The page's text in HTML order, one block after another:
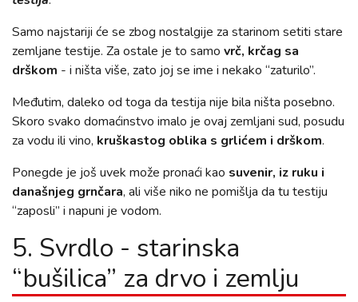
Samo najstariji će se zbog nostalgije za starinom setiti stare
zemljane testije. Za ostale je to samo vrč, krčag sa
drškom - i ništa više, zato joj se ime i nekako “zaturilo”.
Međutim, daleko od toga da testija nije bila ništa posebno.
Skoro svako domaćinstvo imalo je ovaj zemljani sud, posudu
za vodu ili vino, kruškastog oblika s grlićem i drškom.
Ponegde je još uvek može pronaći kao suvenir, iz ruku i
današnjeg grnčara, ali više niko ne pomišlja da tu testiju
“zaposli” i napuni je vodom.
5. Svrdlo - starinska
“bušilica” za drvo i zemlju